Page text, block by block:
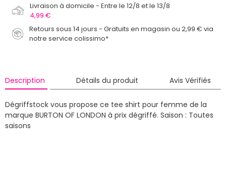
Livraison à domicile
Entre le 12/8 et le 13/8
4,99 €
Retours sous 14 jours - Gratuits en magasin ou 2,99 € via
notre service colissimo*
Description Détails du produit Avis Vérifiés
Dégriffstock vous propose ce tee shirt pour femme de la
marque BURTON OF LONDON à prix dégriffé. Saison : Toutes
saisons